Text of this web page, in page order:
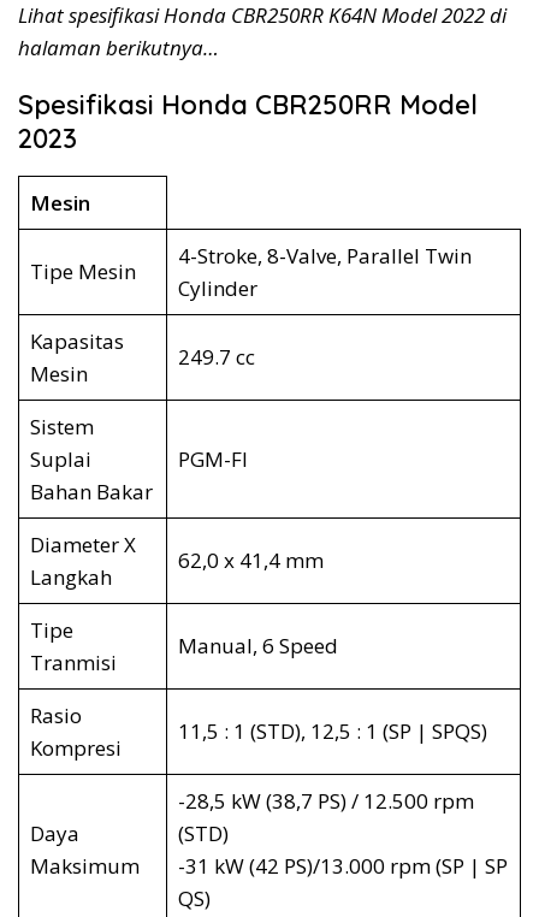
Lihat spesifikasi Honda CBR250RR K64N Model 2022 di
halaman berikutnya…
Spesifikasi Honda CBR250RR Model
2023
Mesin
Tipe Mesin
4-Stroke, 8-Valve, Parallel Twin
Cylinder
Kapasitas
Mesin
249.7 cc
Sistem
Suplai
Bahan Bakar
PGM-FI
Diameter X
Langkah
62,0 x 41,4 mm
Tipe
Tranmisi
Manual, 6 Speed
Rasio
Kompresi
11,5 : 1 (STD), 12,5 : 1 (SP | SPQS)
Daya
Maksimum
-28,5 kW (38,7 PS) / 12.500 rpm
(STD)
-31 kW (42 PS)/13.000 rpm (SP | SP
QS)